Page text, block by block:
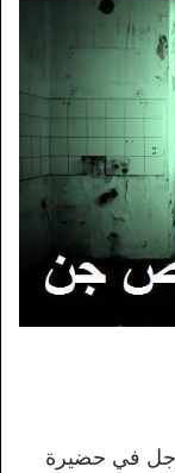
في حضيرة